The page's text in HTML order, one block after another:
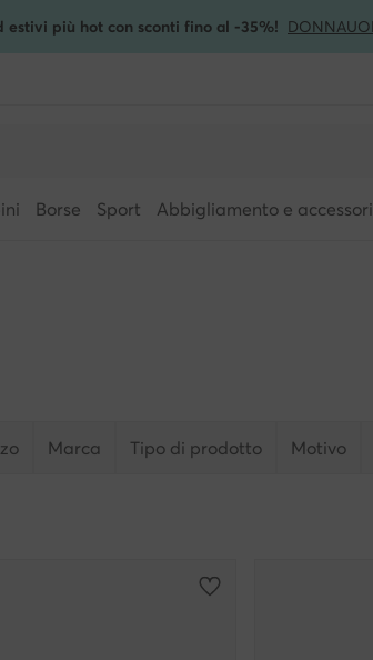
estivi più hot con sconti fino al -35%! DONNA
Borse Sport Abbigliamento e accessori
Marca Tipo di prodotto Motivo